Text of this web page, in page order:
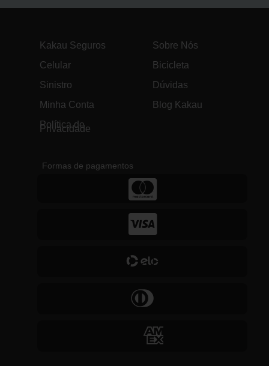
Kakau Seguros
Celular
Sinistro
Minha Conta
Política de
Privacidade
Sobre Nós
Bicicleta
Dúvidas
Blog Kakau
Formas de pagamentos